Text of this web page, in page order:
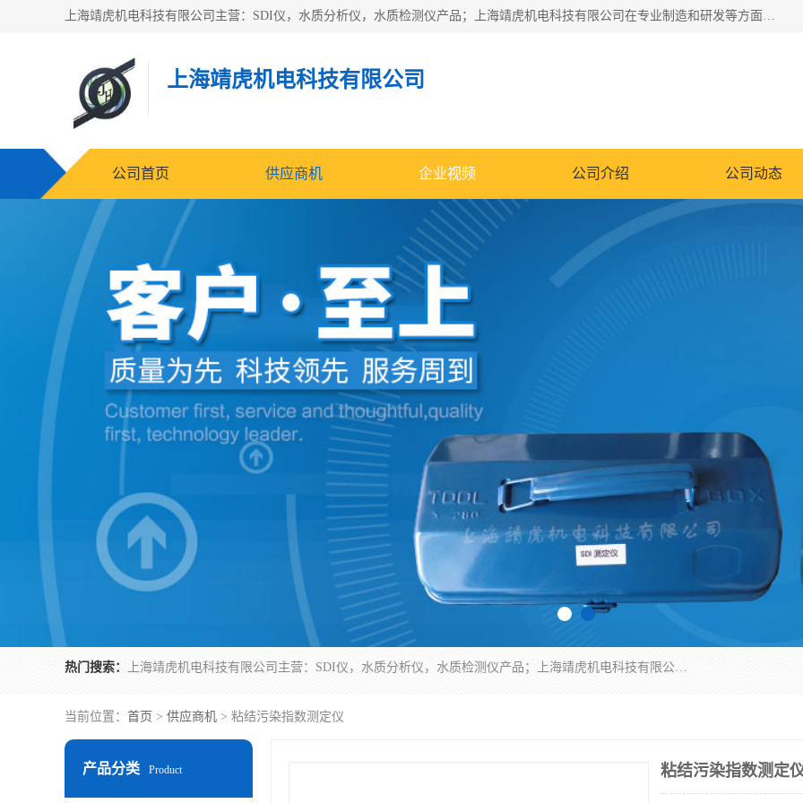
上海靖虎机电科技有限公司主营：SDI仪，水质分析仪，水质检测仪产品；上海靖虎机电科技有限公司在专业制造和研发等方面的强大的平台优势，利用自身在自动化仪表、自控系统及环保监测仪器的专长，以优良的技术，优越的产品质量和良好的服务质量与广大客户真诚合作。
上海靖虎机电科技有限公司
公司首页 供应商机 企业视频 公司介绍 公司动态
热门搜索： 上海靖虎机电科技有限公司主营：SDI仪，水质分析仪，水质检测仪产品；上海靖虎机电科技有限公司在专业制造和研发等方面的强大的平台优势，利用自身在自动化仪表、自控系统及环保监测仪器的专长，以优良的技术，优越的产品质量和良好的服务质量与广大客户真诚合作。
当前位置： 首页 > 供应商机 > 粘结污染指数测定仪
产品分类 Product 粘结污染指数测定